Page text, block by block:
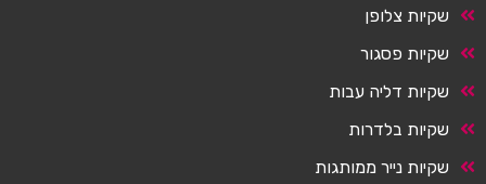
שקיות צלופן
שקיות פסגור
שקיות דליה עבות
שקיות בלדרות
שקיות נייר ממותגות